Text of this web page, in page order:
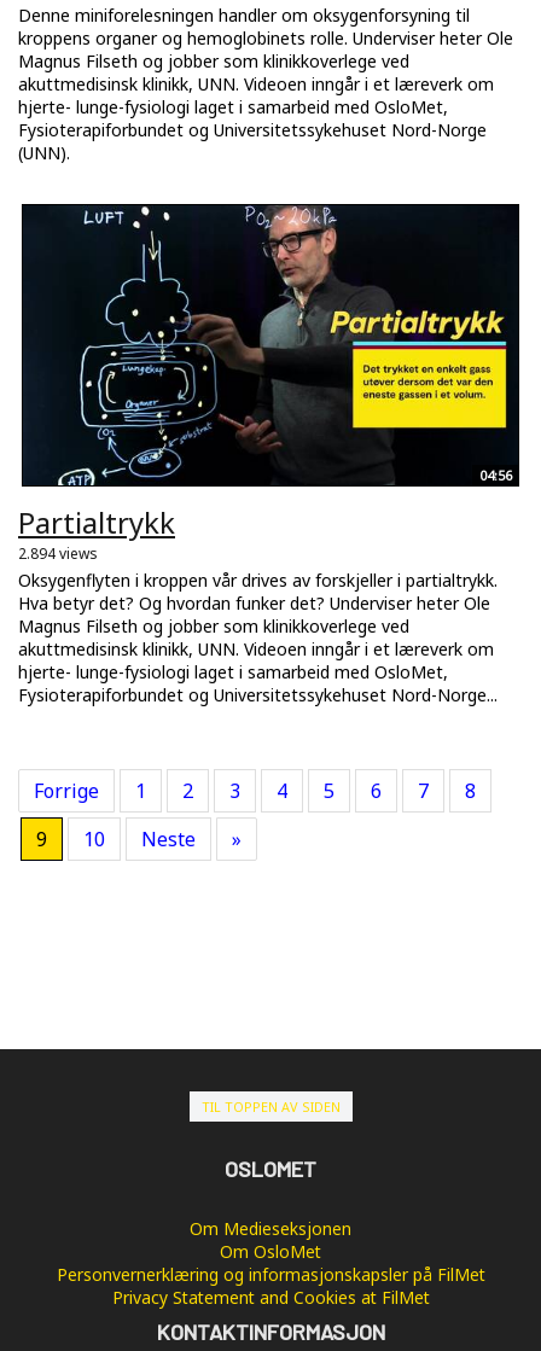
Denne miniforelesningen handler om oksygenforsyning til
kroppens organer og hemoglobinets rolle. Underviser heter Ole
Magnus Filseth og jobber som klinikkoverlege ved
akuttmedisinsk klinikk, UNN. Videoen inngår i et læreverk om
hjerte- lunge-fysiologi laget i samarbeid med OsloMet,
Fysioterapiforbundet og Universitetssykehuset Nord-Norge
(UNN).
04:56
Partialtrykk
2.894 views
Oksygenflyten i kroppen vår drives av forskjeller i partialtrykk.
Hva betyr det? Og hvordan funker det? Underviser heter Ole
Magnus Filseth og jobber som klinikkoverlege ved
akuttmedisinsk klinikk, UNN. Videoen inngår i et læreverk om
hjerte- lunge-fysiologi laget i samarbeid med OsloMet,
Fysioterapiforbundet og Universitetssykehuset Nord-Norge...
Forrige 1 2 3 4 5 6 7
8
9
10 Neste »
TIL TOPPEN AV SIDEN
OSLOMET
Om Medieseksjonen
Om OsloMet
Personvernerklæring og informasjonskapsler på FilMet
Privacy Statement and Cookies at FilMet
KONTAKTINFORMASJON